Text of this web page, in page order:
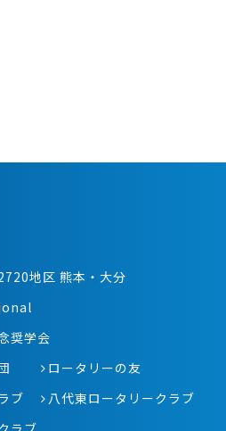
地区 熊本・大分
奨学会
ロータリーの友
ブ
八代東ロータリークラブ